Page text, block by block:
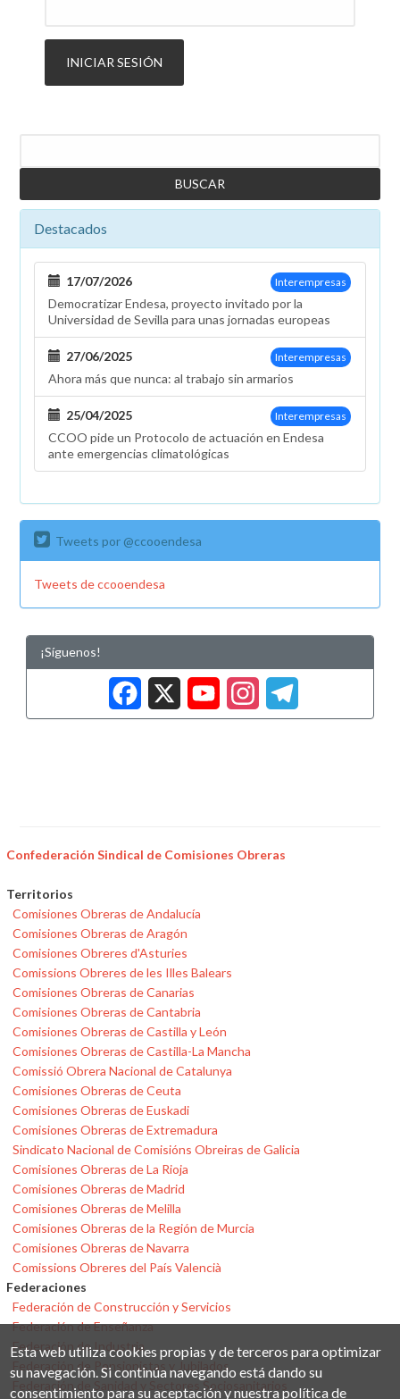
Destacados
Interempresas
17/07/2026
Democratizar Endesa, proyecto invitado por la
Universidad de Sevilla para unas jornadas europeas
Interempresas
27/06/2025
Ahora más que nunca: al trabajo sin armarios
Interempresas
25/04/2025
CCOO pide un Protocolo de actuación en Endesa
ante emergencias climatológicas
Tweets por @ccooendesa
Tweets de ccooendesa
¡Síguenos!
Facebook
X
Confederación Sindical de Comisiones Obreras
Territorios
Comisiones Obreras de Andalucía
Comisiones Obreras de Aragón
Comisiones Obreres d'Asturies
Comissions Obreres de les Illes Balears
Comisiones Obreras de Canarias
Comisiones Obreras de Cantabria
Comisiones Obreras de Castilla y León
Comisiones Obreras de Castilla-La Mancha
Comissió Obrera Nacional de Catalunya
Comisiones Obreras de Ceuta
Comisiones Obreras de Euskadi
Comisiones Obreras de Extremadura
Sindicato Nacional de Comisións Obreiras de Galicia
Comisiones Obreras de La Rioja
Comisiones Obreras de Madrid
Comisiones Obreras de Melilla
Comisiones Obreras de la Región de Murcia
Comisiones Obreras de Navarra
Comissions Obreres del País Valencià
Federaciones
Federación de Construcción y Servicios
Federación de Enseñanza
Federación de Industria
Federación de Pensionistas y Jubilados
Federación de Sanidad y Sectores Sociosanitarios
Esta web utiliza cookies propias y de terceros para optimizar
su navegación. Si continúa navegando está dando su
consentimiento para su aceptación y nuestra política de